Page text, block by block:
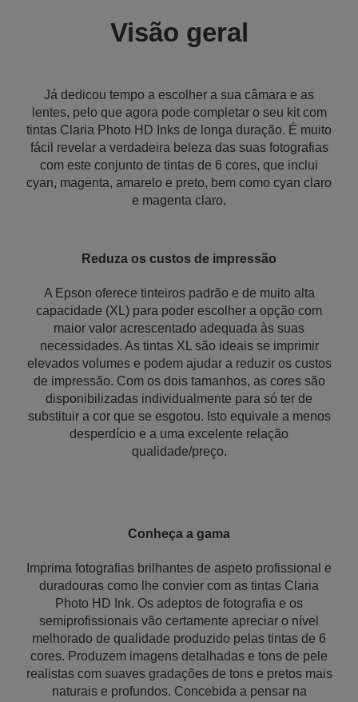
Visão geral
Já dedicou tempo a escolher a sua câmara e as
lentes, pelo que agora pode completar o seu kit com
tintas Claria Photo HD Inks de longa duração. É muito
fácil revelar a verdadeira beleza das suas fotografias
com este conjunto de tintas de 6 cores, que inclui
cyan, magenta, amarelo e preto, bem como cyan claro
e magenta claro.
Reduza os custos de impressão
A Epson oferece tinteiros padrão e de muito alta
capacidade (XL) para poder escolher a opção com
maior valor acrescentado adequada às suas
necessidades. As tintas XL são ideais se imprimir
elevados volumes e podem ajudar a reduzir os custos
de impressão. Com os dois tamanhos, as cores são
disponibilizadas individualmente para só ter de
substituir a cor que se esgotou. Isto equivale a menos
desperdício e a uma excelente relação
qualidade/preço.
Conheça a gama
Imprima fotografias brilhantes de aspeto profissional e
duradouras como lhe convier com as tintas Claria
Photo HD Ink. Os adeptos de fotografia e os
semiprofissionais vão certamente apreciar o nível
melhorado de qualidade produzido pelas tintas de 6
cores. Produzem imagens detalhadas e tons de pele
realistas com suaves gradações de tons e pretos mais
naturais e profundos. Concebida a pensar na